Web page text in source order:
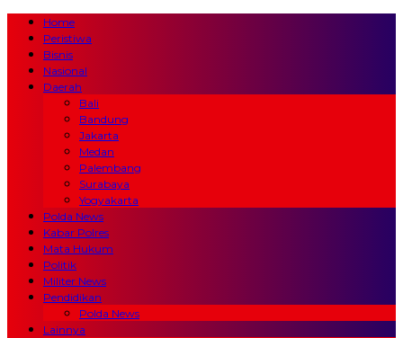
Home
Peristiwa
Bisnis
Nasional
Daerah
Bali
Bandung
Jakarta
Medan
Palembang
Surabaya
Yogyakarta
Polda News
Kabar Polres
Mata Hukum
Politik
Militer News
Pendidikan
Polda News
Lainnya